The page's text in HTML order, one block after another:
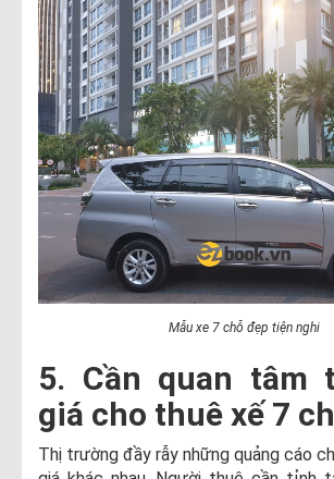
Mẫu xe 7 chỗ đẹp tiện nghi
5. Cần quan tâm
giá cho thuê xế 7
Thị trường đầy rẫy những quảng cáo